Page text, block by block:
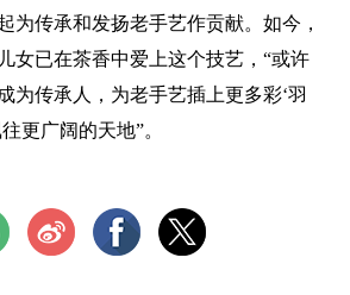
为传承和发扬老手艺作贡献。如今，
女已在茶香中爱上这个技艺，“或许
为传承人，为老手艺插上更多彩‘羽
更广阔的天地”。